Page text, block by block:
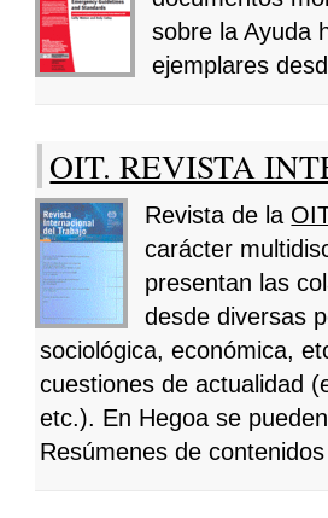
sobre la Ayuda
ejemplares
OIT. REVISTA
Revista de la
carácter
presentan las
desde diversas
sociológica, económica,
cuestiones de actualidad
etc.). En Hegoa se
Resúmenes de